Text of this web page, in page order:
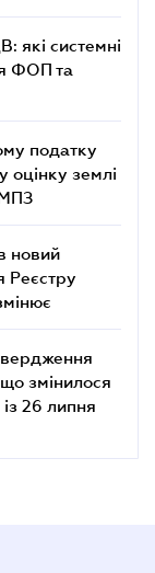
які системні
ФОП та
податку
оцінку землі
новий
Реєстру
що змінилося
26 липня